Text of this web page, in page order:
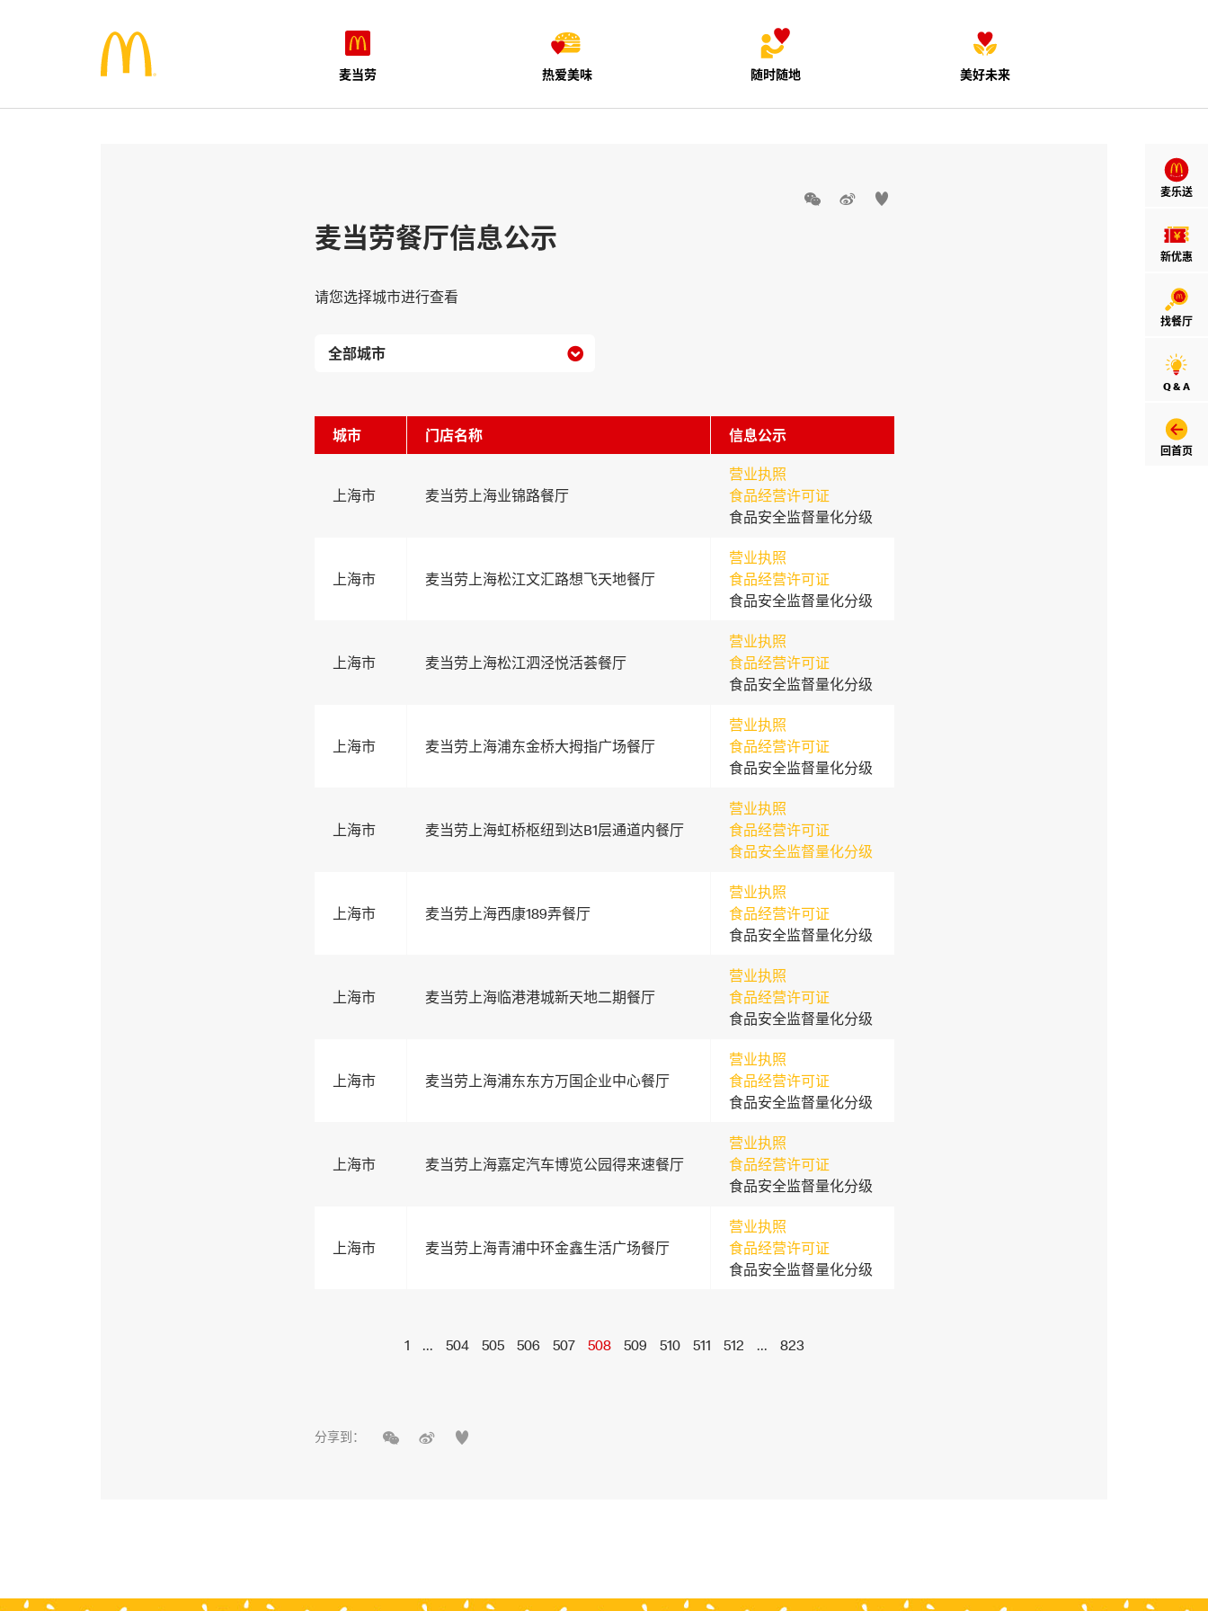
麦当劳 热爱美味 随时随地 美好未来
麦乐送
新优惠
找餐厅
Q & A
回首页
  
麦当劳餐厅信息公示
请您选择城市进行查看

城市 门店名称 信息公示
上海市 麦当劳上海业锦路餐厅
营业执照
食品经营许可证
食品安全监督量化分级
上海市 麦当劳上海松江文汇路想飞天地餐厅
营业执照
食品经营许可证
食品安全监督量化分级
上海市 麦当劳上海松江泗泾悦活荟餐厅
营业执照
食品经营许可证
食品安全监督量化分级
上海市 麦当劳上海浦东金桥大拇指广场餐厅
营业执照
食品经营许可证
食品安全监督量化分级
上海市 麦当劳上海虹桥枢纽到达B1层通道内餐厅
营业执照
食品经营许可证
食品安全监督量化分级
上海市 麦当劳上海西康189弄餐厅
营业执照
食品经营许可证
食品安全监督量化分级
上海市 麦当劳上海临港港城新天地二期餐厅
营业执照
食品经营许可证
食品安全监督量化分级
上海市 麦当劳上海浦东东方万国企业中心餐厅
营业执照
食品经营许可证
食品安全监督量化分级
上海市 麦当劳上海嘉定汽车博览公园得来速餐厅
营业执照
食品经营许可证
食品安全监督量化分级
上海市 麦当劳上海青浦中环金鑫生活广场餐厅
营业执照
食品经营许可证
食品安全监督量化分级
1 ... 504 505 506 507 508 509 510 511 512 ... 823
分享到：   